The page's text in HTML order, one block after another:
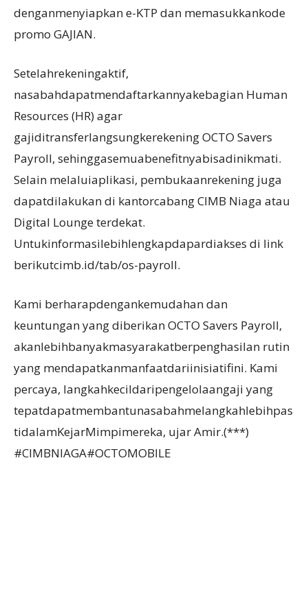
denganmenyiapkan e-KTP dan memasukkankode
promo GAJIAN.
Setelahrekeningaktif,
nasabahdapatmendaftarkannyakebagian Human
Resources (HR) agar
gajiditransferlangsungkerekening OCTO Savers
Payroll, sehinggasemuabenefitnyabisadinikmati.
Selain melaluiaplikasi, pembukaanrekening juga
dapatdilakukan di kantorcabang CIMB Niaga atau
Digital Lounge terdekat.
Untukinformasilebihlengkapdapardiakses di link
berikutcimb.id/tab/os-payroll.
Kami berharapdengankemudahan dan
keuntungan yang diberikan OCTO Savers Payroll,
akanlebihbanyakmasyarakatberpenghasilan rutin
yang mendapatkanmanfaatdariinisiatifini. Kami
percaya, langkahkecildaripengelolaangaji yang
tepatdapatmembantunasabahmelangkahlebihpas
tidalamKejarMimpimereka, ujar Amir.(***)
#CIMBNIAGA#OCTOMOBILE